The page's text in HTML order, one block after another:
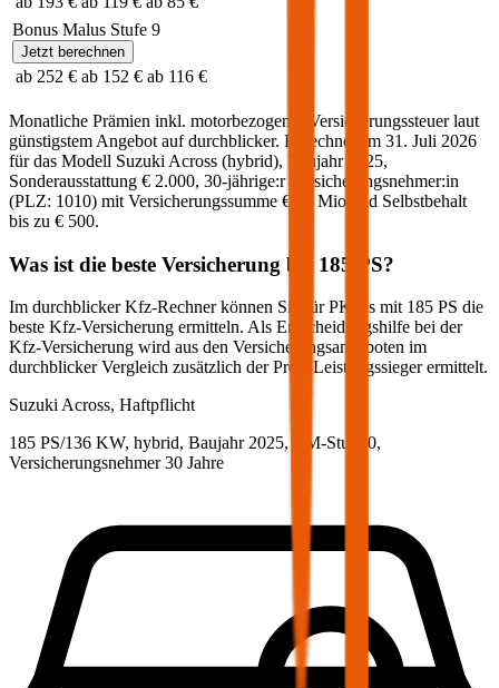
Bonus Malus Stufe 9
Jetzt berechnen
ab 252 € ab 152 € ab 116 €
Monatliche Prämien inkl. motorbezogener Versicherungssteuer laut
günstigstem Angebot auf durchblicker. Berechnet am 31. Juli 2026
für das Modell Suzuki Across (hybrid), Baujahr 2025,
Sonderausstattung € 2.000, 30-jährige:rVersicherungsnehmer:in
(PLZ: 1010) mit Versicherungssumme € 20 Mio und Selbstbehalt
bis zu € 500.
Was ist die beste Versicherung bei 185 PS?
Im durchblicker Kfz-Rechner können Sie für PKWs mit 185 PS die
beste Kfz-Versicherung ermitteln. Als Entscheidungshilfe bei der
Kfz-Versicherung wird aus den Versicherungsangeboten im
durchblicker Vergleich zusätzlich der Preis-Leistungssieger ermittelt.
Suzuki Across, Haftpflicht
185 PS/136 KW, hybrid, Baujahr 2025,BM-Stufe 0,
Versicherungsnehmer 30 Jahre